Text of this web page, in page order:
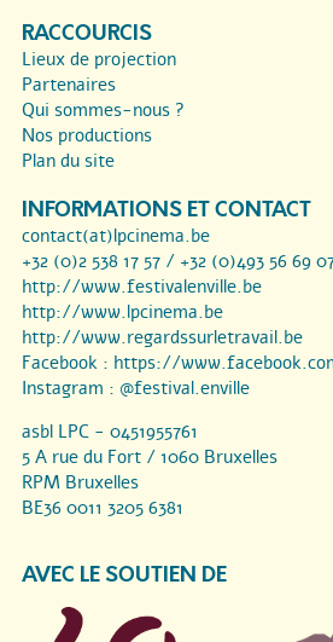
RACCOURCIS
Lieux de projection
Partenaires
Qui sommes-nous ?
Nos productions
Plan du site
INFORMATIONS ET CONTACT
contact(at)lpcinema.be
+32 (0)2 538 17 57 / +32 (0)493 56 69
http://www.festivalenville.be
http://www.lpcinema.be
http://www.regardssurletravail.be
Facebook : https://
Instagram : @festival.enville
asbl LPC - 0451955761
5 A rue du Fort / 1060 Bruxelles
RPM Bruxelles
BE36 0011 3205 6381
AVEC LE SOUTIEN DE